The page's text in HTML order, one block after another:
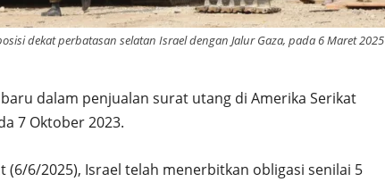
dekat perbatasan selatan Israel dengan Jalur Gaza, pada 6 Maret 2025
dalam penjualan surat utang di Amerika Serikat
7 Oktober 2023.
(6/6/2025), Israel telah menerbitkan obligasi senilai 5